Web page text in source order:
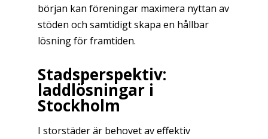
början kan föreningar maximera nyttan av
stöden och samtidigt skapa en hållbar
lösning för framtiden.
Stadsperspektiv:
laddlösningar i
Stockholm
I storstäder är behovet av effektiv